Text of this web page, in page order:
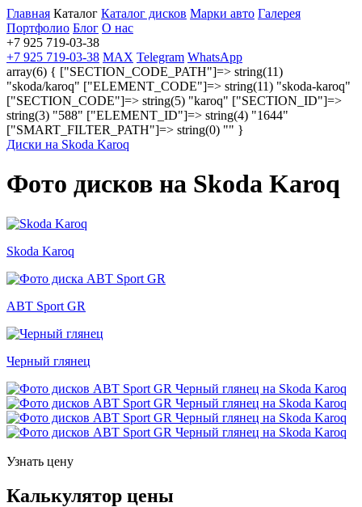
Главная Каталог Каталог дисков Марки авто Галерея
Портфолио Блог О нас
+7 925 719-03-38
+7 925 719-03-38 MAX Telegram WhatsApp
array(6) { ["SECTION_CODE_PATH"]=> string(11)
"skoda/karoq" ["ELEMENT_CODE"]=> string(11) "skoda-karoq"
["SECTION_CODE"]=> string(5) "karoq" ["SECTION_ID"]=>
string(3) "588" ["ELEMENT_ID"]=> string(4) "1644"
["SMART_FILTER_PATH"]=> string(0) "" }
Диски на Skoda Karoq
Фото дисков на Skoda Karoq
Skoda Karoq
ABT Sport GR
Черный глянец
Узнать цену
Калькулятор цены